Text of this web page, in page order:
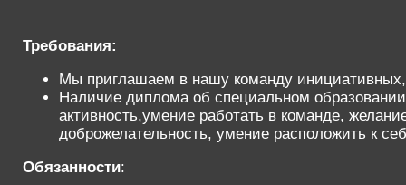
Требования:
Мы приглашаем в нашу команду
Наличие диплома об специальном
активность,умение работать в команде,
доброжелательность, умение расположить к
Обязанности: